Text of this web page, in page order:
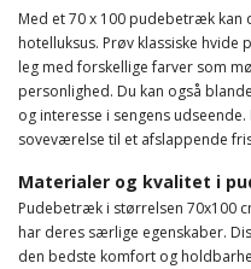
Med et 70 x 100 pudebetræk
hotelluksus. Prøv klassiske
leg med forskellige farver som
personlighed. Du kan også
og interesse i sengens
soveværelse til et afslappende
Materialer og kvalitet i
Pudebetræk i størrelsen 70x100
har deres særlige egenskaber.
den bedste komfort og